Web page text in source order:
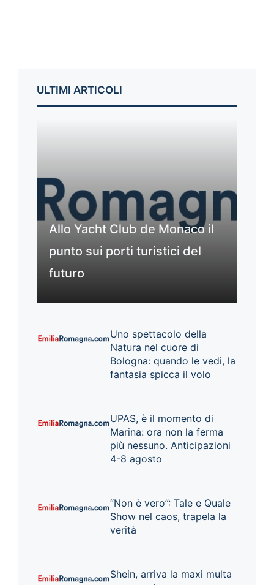
ULTIMI ARTICOLI
Allo Yacht Club de Monaco il
punto sui porti turistici del
futuro
Uno spettacolo della
Natura nel cuore di
Bologna: quando le vedi, la
fantasia spicca il volo
UPAS, è il momento di
Marina: ora non la ferma
più nessuno. Anticipazioni
4-8 agosto
“Non è vero”: Tale e Quale
Show nel caos, trapela la
verità
Shein, arriva la maxi multa